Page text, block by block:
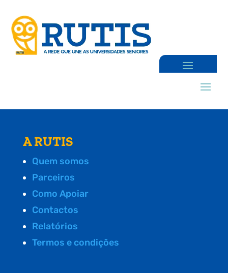
A RUTIS
Quem somos
Parceiros
Como Apoiar
Contactos
Relatórios
Termos e condições